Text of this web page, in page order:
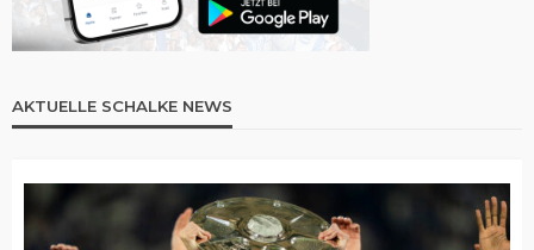
AKTUELLE SCHALKE NEWS